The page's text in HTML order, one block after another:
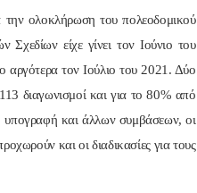
ολοκλήρωση του πολεοδομικού
είχε γίνει τον Ιούνιο του
αργότερα τον Ιούλιο του 2021. Δύο
διαγωνισμοί και για το 80% από
υπογραφή και άλλων συμβάσεων, οι
και οι διαδικασίες για τους